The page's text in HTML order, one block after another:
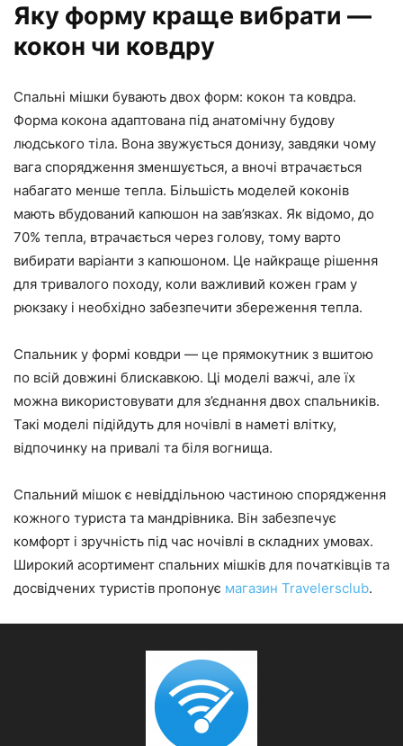
Яку форму краще вибрати —
кокон чи ковдру
Спальні мішки бувають двох форм: кокон та ковдра.
Форма кокона адаптована під анатомічну будову
людського тіла. Вона звужується донизу, завдяки чому
вага спорядження зменшується, а вночі втрачається
набагато менше тепла. Більшість моделей коконів
мають вбудований капюшон на зав’язках. Як відомо, до
70% тепла, втрачається через голову, тому варто
вибирати варіанти з капюшоном. Це найкраще рішення
для тривалого походу, коли важливий кожен грам у
рюкзаку і необхідно забезпечити збереження тепла.
Спальник у формі ковдри — це прямокутник з вшитою
по всій довжині блискавкою. Ці моделі важчі, але їх
можна використовувати для з’єднання двох спальників.
Такі моделі підійдуть для ночівлі в наметі влітку,
відпочинку на привалі та біля вогнища.
Спальний мішок є невіддільною частиною спорядження
кожного туриста та мандрівника. Він забезпечує
комфорт і зручність під час ночівлі в складних умовах.
Широкий асортимент спальних мішків для початківців та
досвідчених туристів пропонує магазин Travelersclub.